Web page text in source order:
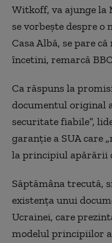
Witkoff, va ajunge la
se vorbește despre o
Casa Albă, se pare
încetini, remarcă
Ca răspuns la
documentul original
securitate fiabile”,
garanție a SUA care
la principiul apărării
Săptămâna trecută,
existența unui
Ucrainei, care
modelul principiilor